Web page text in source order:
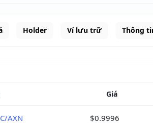
Holder Ví lưu trữ Thông
Giá
AXN $0.9996